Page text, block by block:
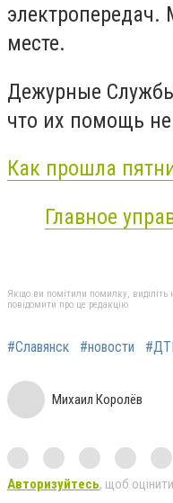
месте.
Дежурные
что их помощь
Как прошла
Главное
Якщо ви помітили помилку, виділіть
повідомити про це редакцію
#Славянск #новости
Михаил Королёв
Авторизуйтесь, щоб оцінити